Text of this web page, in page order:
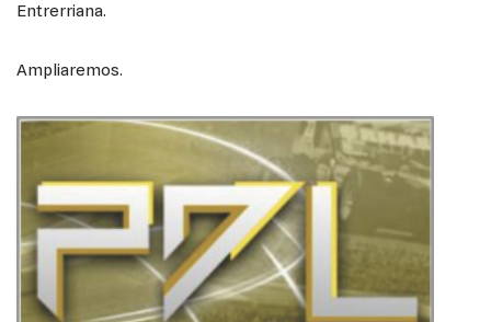
Entrerriana.
Ampliaremos.